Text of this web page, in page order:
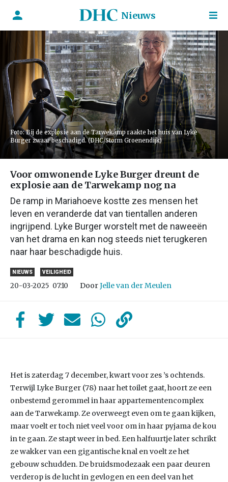
Nieuws
Foto: Bij de explosie aan de Tarwekamp raakte het huis van Lyke
Burger zwaar beschadigd. (DHC/Storm Groenendijk)
Voor omwonende Lyke Burger dreunt de
explosie aan de Tarwekamp nog na
De ramp in Mariahoeve kostte zes mensen het
leven en veranderde dat van tientallen anderen
ingrijpend. Lyke Burger worstelt met de naweeën
van het drama en kan nog steeds niet terugkeren
naar haar beschadigde huis.
NIEUWS VEILIGHEID
20-03-2025 07:10 DoorJelle van der Meulen
Het is zaterdag 7 december, kwart voor zes ’s ochtends.
Terwijl Lyke Burger (78) naar het toilet gaat, hoort ze een
onbestemd gerommel in haar appartementencomplex
aan de Tarwekamp. Ze overweegt even om te gaan kijken,
maar voelt er toch niet veel voor om in haar pyjama de kou
in te gaan. Ze stapt weer in bed. Een halfuurtje later schrikt
ze wakker van een gigantische knal en voelt ze het
gebouw schudden. De bruidsmodezaak een paar deuren
verderop is de lucht in gevlogen en een deel van het